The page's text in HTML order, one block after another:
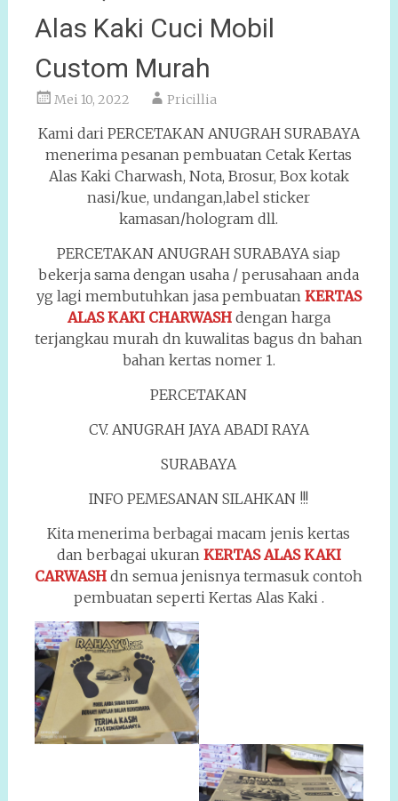
Alas Kaki Cuci Mobil
Custom Murah
Mei 10, 2022 Pricillia
Kami dari PERCETAKAN ANUGRAH SURABAYA
menerima pesanan pembuatan Cetak Kertas
Alas Kaki Charwash, Nota, Brosur, Box kotak
nasi/kue, undangan,label sticker
kamasan/hologram dll.
PERCETAKAN ANUGRAH SURABAYA siap
bekerja sama dengan usaha / perusahaan anda
yg lagi membutuhkan jasa pembuatan KERTAS
ALAS KAKI CHARWASHdengan harga
terjangkau murah dn kuwalitas bagus dn bahan
bahan kertas nomer 1.
PERCETAKAN
CV. ANUGRAH JAYA ABADI RAYA
SURABAYA
INFO PEMESANAN SILAHKAN !!!
Kita menerima berbagai macam jenis kertas
dan berbagai ukuran KERTAS ALAS KAKI
CARWASH dn semua jenisnya termasuk contoh
pembuatan seperti Kertas Alas Kaki .